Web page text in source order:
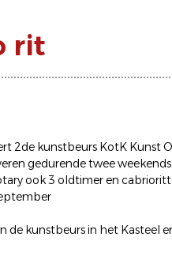
rit
2de kunstbeurs KotK Kunst
gedurende twee weekends
ook 3 oldtimer en
de kunstbeurs in het Kasteel